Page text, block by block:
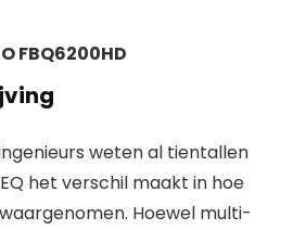
FBQ6200HD
weten al tientallen
het verschil maakt in hoe
Hoewel multi-